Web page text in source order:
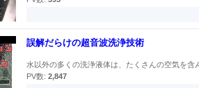
誤解だらけの超音波洗浄技術
水以外の多くの洗浄液体は、たくさんの空気を含
PV数: 2,847